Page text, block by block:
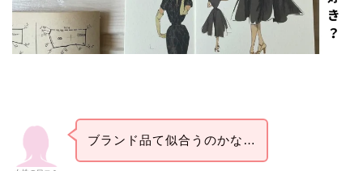
ブランド品て似合うのかな…